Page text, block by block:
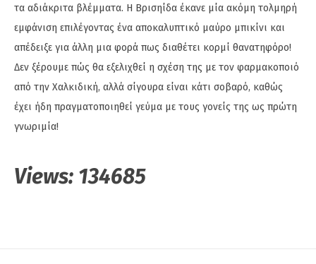
τα αδιάκριτα βλέμματα. Η Βρισηίδα έκανε μία ακόμη τολμηρή
εμφάνιση επιλέγοντας ένα αποκαλυπτικό μαύρο μπικίνι και
απέδειξε για άλλη μια φορά πως διαθέτει κορμί θανατηφόρο!
Δεν ξέρουμε πώς θα εξελιχθεί η σχέση της με τον φαρμακοποιό
από την Χαλκιδική, αλλά σίγουρα είναι κάτι σοβαρό, καθώς
έχει ήδη πραγματοποιηθεί γεύμα με τους γονείς της ως πρώτη
γνωριμία!
Views: 134685